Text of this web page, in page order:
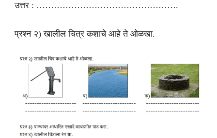
उत्तर : ………………………………………….
प्रश्न २) खालील चित्र कशाचे आहे ते ओळखा.